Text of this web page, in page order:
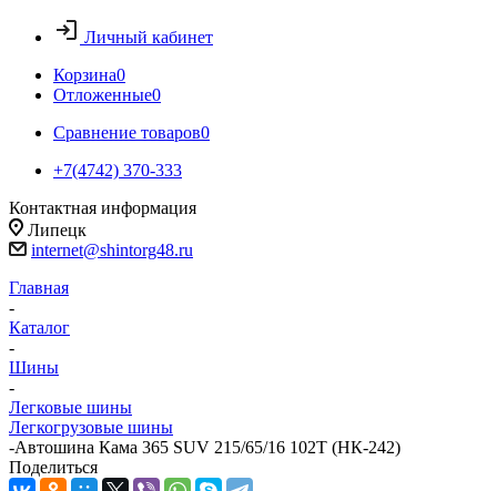
Личный кабинет
Корзина0
Отложенные0
Сравнение товаров0
+7(4742) 370-333
Контактная информация
Липецк
internet@shintorg48.ru
Главная
-
Каталог
-
Шины
-
Легковые шины
Легкогрузовые шины
-Автошина Кама 365 SUV 215/65/16 102T (НК-242)
Поделиться